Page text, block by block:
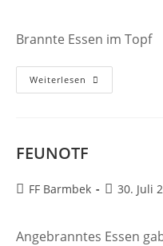
Brannte Essen im Topf
Weiterlesen
FEUNOTF
Beitrags-
FF Barmbek
Beitrag
30. Juli
Angebranntes Essen